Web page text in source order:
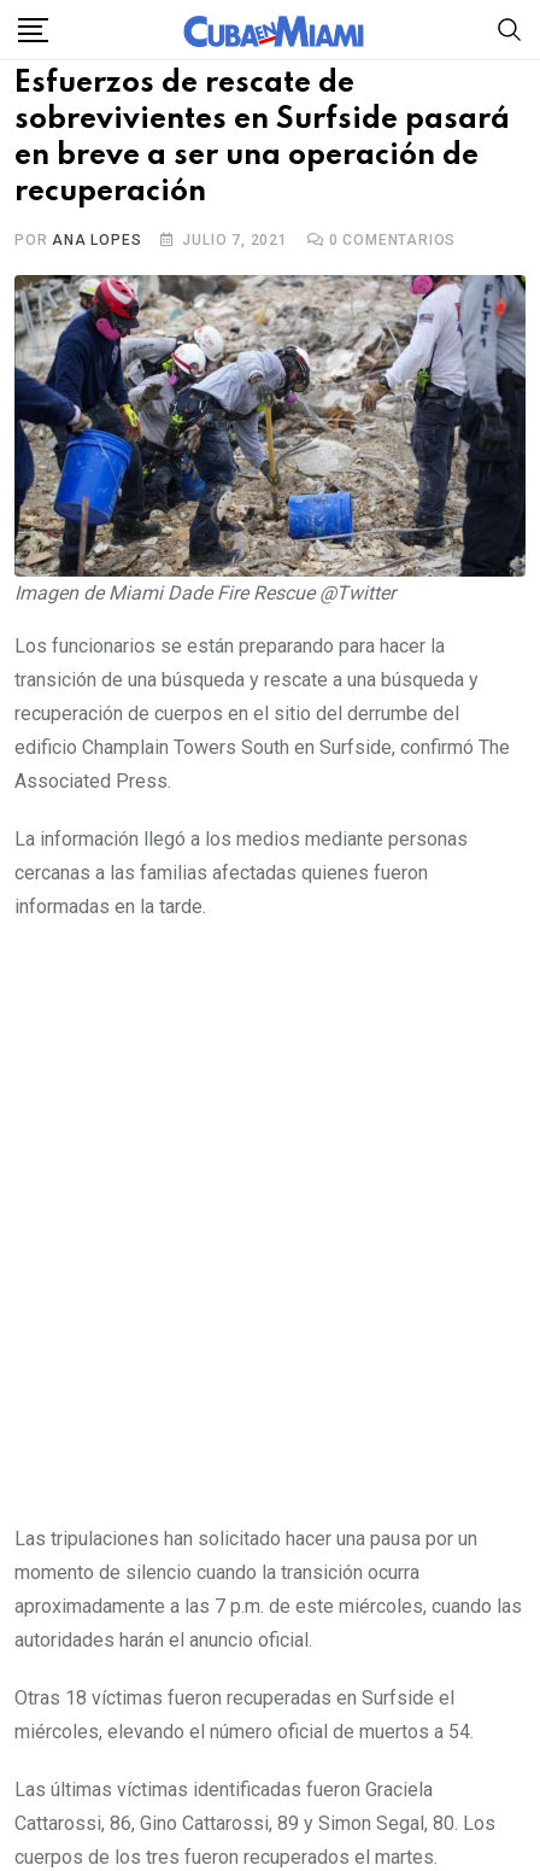
Skip
content
Esfuerzos de rescate de
sobrevivientes en Surfside pasará
en breve a ser una operación de
recuperación
PORANA LOPES JULIO 7, 2021 0 COMENTARIOS
Imagen de Miami Dade Fire Rescue @Twitter
Los funcionarios se están preparando para hacer la
transición de una búsqueda y rescate a una búsqueda y
recuperación de cuerpos en el sitio del derrumbe del
edificio Champlain Towers South en Surfside, confirmó The
Associated Press.
La información llegó a los medios mediante personas
cercanas a las familias afectadas quienes fueron
informadas en la tarde.
Las tripulaciones han solicitado hacer una pausa por un
momento de silencio cuando la transición ocurra
aproximadamente a las 7 p.m. de este miércoles, cuando las
autoridades harán el anuncio oficial.
Otras 18 víctimas fueron recuperadas en Surfside el
miércoles, elevando el número oficial de muertos a 54.
Las últimas víctimas identificadas fueron Graciela
Cattarossi, 86, Gino Cattarossi, 89 y Simon Segal, 80. Los
cuerpos de los tres fueron recuperados el martes.